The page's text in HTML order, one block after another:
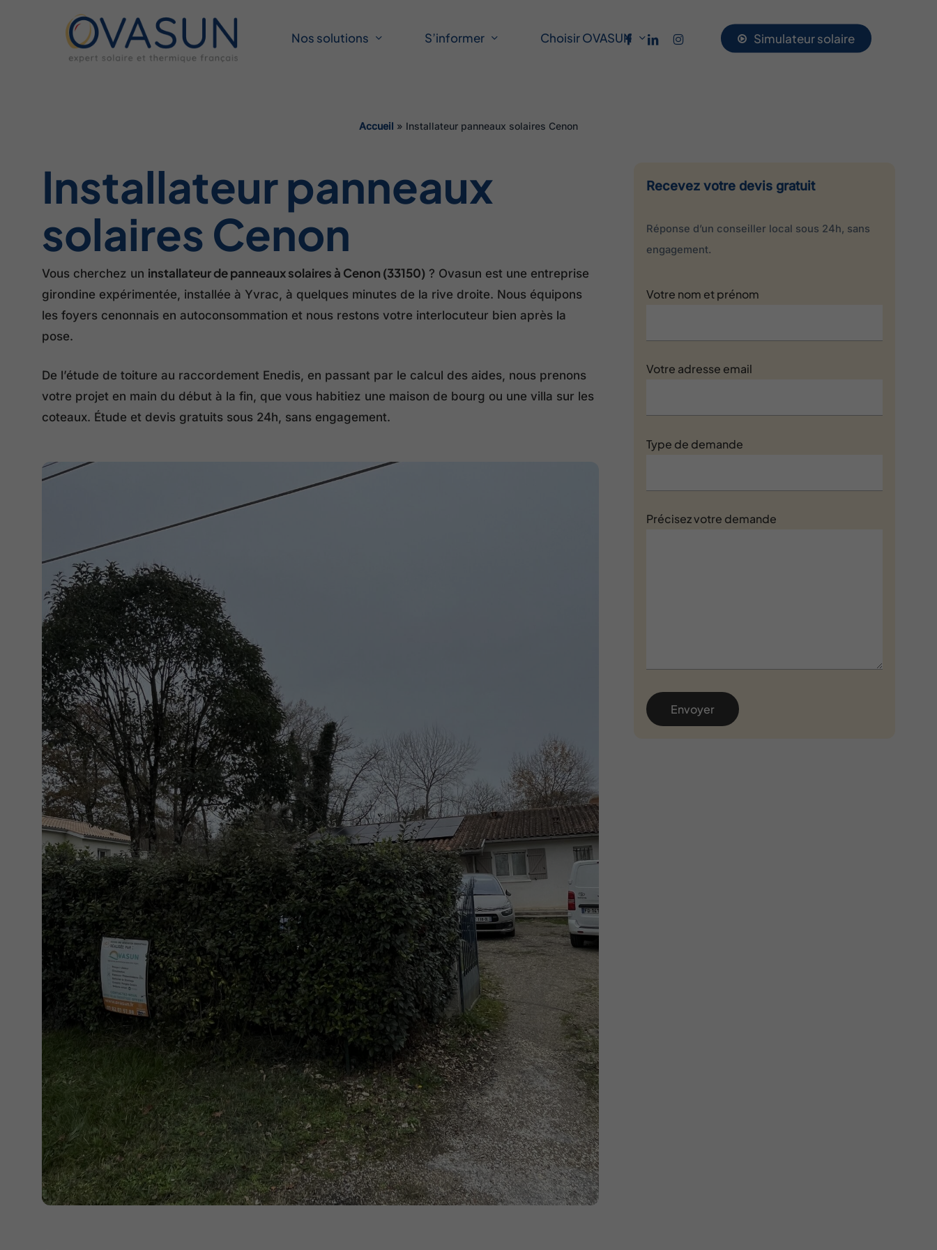
Nos solutions S’informer Choisir OVASUNfacebooklinkedininstagram Simulateursolaire
Accueil » Installateur panneaux solaires Cenon
Installateur panneaux
solaires Cenon
Vous cherchez un installateur de panneaux solaires à Cenon (33150) ? Ovasun est une entreprise
girondine expérimentée, installée à Yvrac, à quelques minutes de la rive droite. Nous équipons
les foyers cenonnais en autoconsommation et nous restons votre interlocuteur bien après la
pose.
De l’étude de toiture au raccordement Enedis, en passant par le calcul des aides, nous prenons
votre projet en main du début à la fin, que vous habitiez une maison de bourg ou une villa sur les
coteaux. Étude et devis gratuits sous 24h, sans engagement.
Recevez votre devis gratuit
Réponse d’un conseiller local sous 24h, sans
engagement.
Votre nom et prénom
Votre adresse email
Type de demande
Précisez votre demande